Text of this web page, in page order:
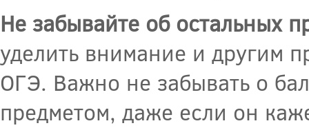
Не забывайте об остальных
уделить внимание и другим
ОГЭ. Важно не забывать о
предметом, даже если он